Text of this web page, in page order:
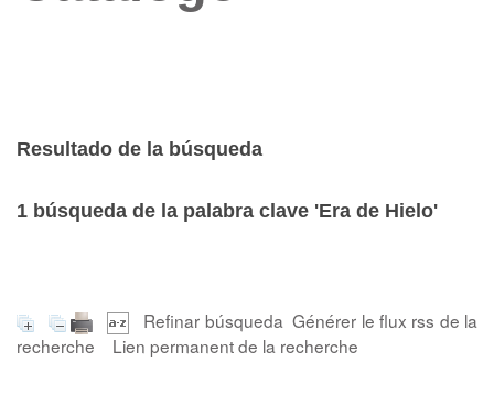
Resultado de la búsqueda
1 búsqueda de la palabra clave 'Era de Hielo'
Refinar búsqueda Générer le flux rss de la
recherche
Lien permanent de la recherche